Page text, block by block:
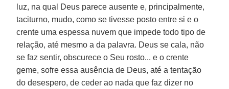
luz, na qual Deus parece ausente e, principalmente,
taciturno, mudo, como se tivesse posto entre si e o
crente uma espessa nuvem que impede todo tipo de
relação, até mesmo a da palavra. Deus se cala, não
se faz sentir, obscurece o Seu rosto... e o crente
geme, sofre essa ausência de Deus, até a tentação
do desespero, de ceder ao nada que faz dizer no